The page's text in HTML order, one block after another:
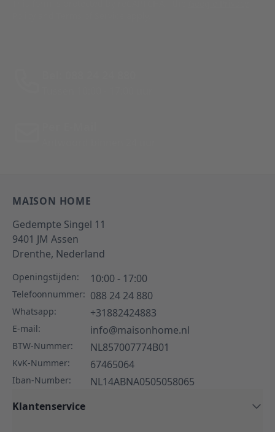
MAISON HOME
Gedempte Singel 11
9401 JM Assen
Drenthe, Nederland
Openingstijden: 10:00 - 17:00
Telefoonnummer: 088 24 24 880
Whatsapp: +31882424883
E-mail: info@maisonhome.nl
BTW-Nummer: NL857007774B01
KvK-Nummer: 67465064
Iban-Number:
NL14ABNA0505058065
Klantenservice